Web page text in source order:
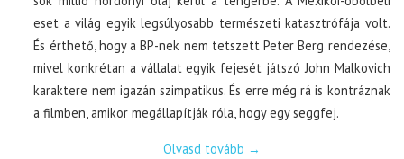
eset a világ egyik legsúlyosabb természeti katasztrófája volt.
És érthető, hogy a BP-nek nem tetszett Peter Berg rendezése,
mivel konkrétan a vállalat egyik fejesét játszó John Malkovich
karaktere nem igazán szimpatikus. És erre még rá is kontráznak
a filmben, amikor megállapítják róla, hogy egy seggfej.
Olvasd tovább →